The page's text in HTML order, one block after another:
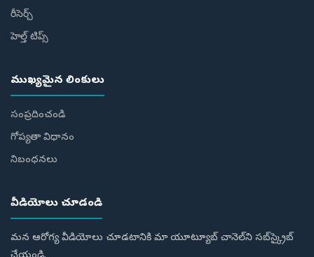
రీసెర్చ్
హెల్త్‌ టిప్స్‌
ముఖ్యమైన లింకులు
సంప్రదించండి
గోప్యతా విధానం
నిబంధనలు
వీడియోలు చూడండి
మన ఆరోగ్య వీడియోలు చూడటానికి మా యూట్యూబ్ చానెల్‌ని సబ్‌స్క్రైబ్